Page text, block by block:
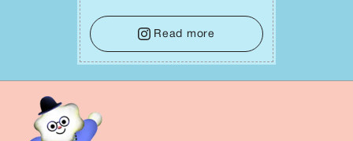
⾝や疲れていそうな⼈をいたわることに
時間を使いましょう。ここでしっかりとエ
ネルギーを蓄え、困難を乗り越える⼒に
変えましょう。
Read more